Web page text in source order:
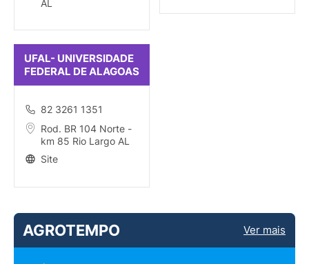
AL
UFAL- UNIVERSIDADE
FEDERAL DE ALAGOAS
82 3261 1351
Rod. BR 104 Norte -
km 85 Rio Largo AL
Site
AGROTEMPO Ver mais